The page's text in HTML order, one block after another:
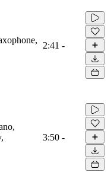
2:41 -
3:50 -